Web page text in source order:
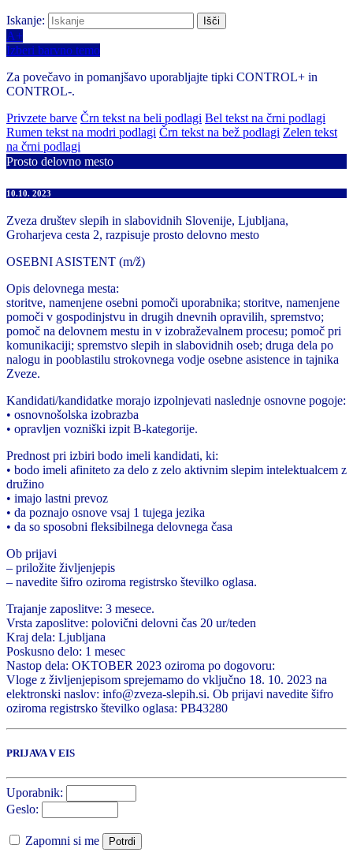
Iskanje:
A+
Izberi barvno temo
Za povečavo in pomanjšavo uporabljajte tipki CONTROL+ in
CONTROL-.
Privzete barve Črn tekst na beli podlagi Bel tekst na črni podlagi
Rumen tekst na modri podlagi Črn tekst na bež podlagi Zelen tekst
na črni podlagi
Prosto delovno mesto
10.10. 2023
Zveza društev slepih in slabovidnih Slovenije, Ljubljana,
Groharjeva cesta 2, razpisuje prosto delovno mesto
OSEBNI ASISTENT (m/ž)
Opis delovnega mesta:
storitve, namenjene osebni pomoči uporabnika; storitve, namenjene
pomoči v gospodinjstvu in drugih dnevnih opravilih, spremstvo;
pomoč na delovnem mestu in v izobraževalnem procesu; pomoč pri
komunikaciji; spremstvo slepih in slabovidnih oseb; druga dela po
nalogu in pooblastilu strokovnega vodje osebne asistence in tajnika
Zveze.
Kandidati/kandidatke morajo izpolnjevati naslednje osnovne pogoje:
• osnovnošolska izobrazba
• opravljen vozniški izpit B-kategorije.
Prednost pri izbiri bodo imeli kandidati, ki:
• bodo imeli afiniteto za delo z zelo aktivnim slepim intelektualcem z
družino
• imajo lastni prevoz
• da poznajo osnove vsaj 1 tujega jezika
• da so sposobni fleksibilnega delovnega časa
Ob prijavi
– priložite življenjepis
– navedite šifro oziroma registrsko številko oglasa.
Trajanje zaposlitve: 3 mesece.
Vrsta zaposlitve: polovični delovni čas 20 ur/teden
Kraj dela: Ljubljana
Poskusno delo: 1 mesec
Nastop dela: OKTOBER 2023 oziroma po dogovoru:
Vloge z življenjepisom sprejemamo do vključno 18. 10. 2023 na
elektronski naslov: info@zveza-slepih.si. Ob prijavi navedite šifro
oziroma registrsko številko oglasa: PB43280
PRIJAVA V EIS
Uporabnik:
Geslo:
Zapomni si me Potrdi